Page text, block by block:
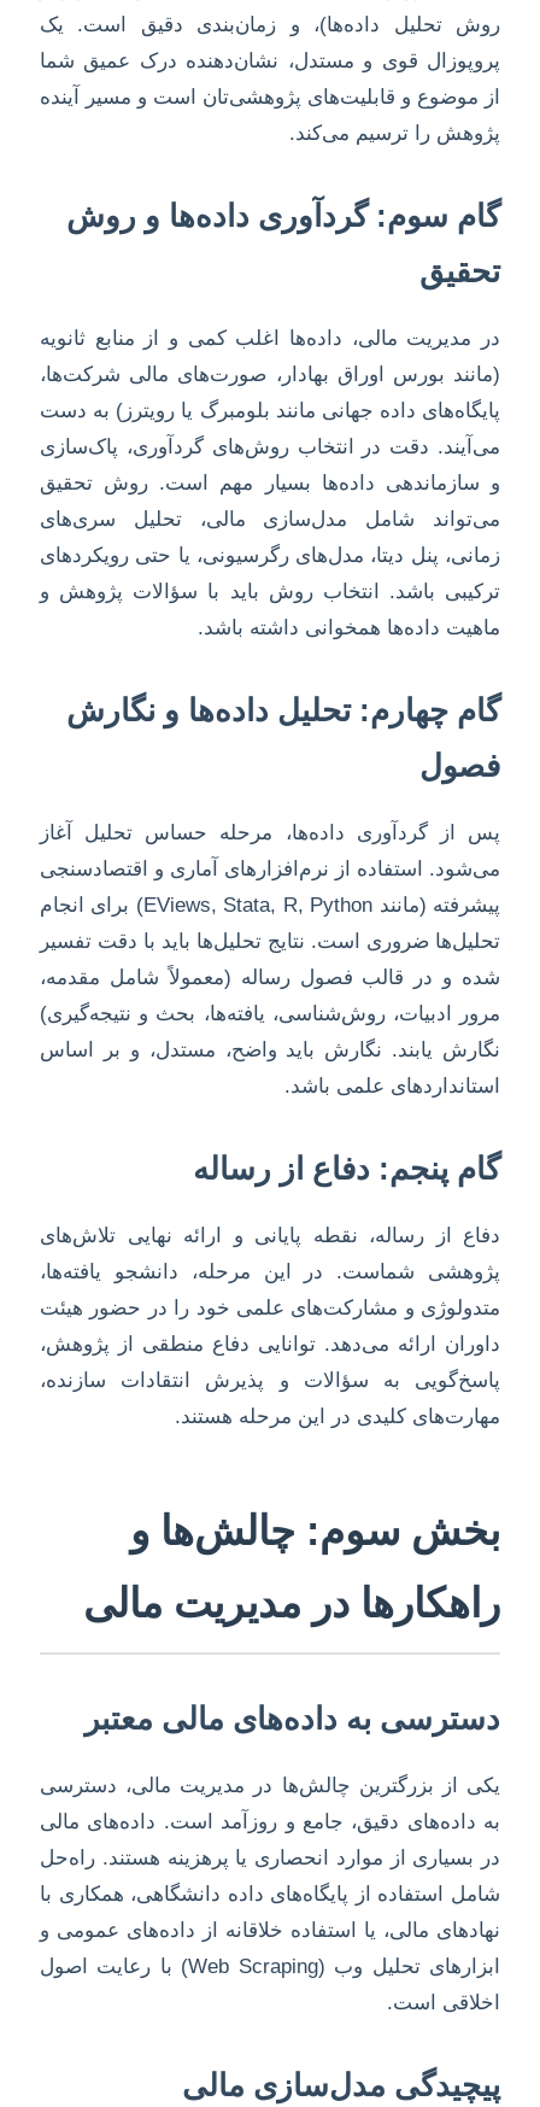
روش تحلیل داده‌ها)، و زمان‌بندی دقیق است. یک
پروپوزال قوی و مستدل، نشان‌دهنده درک عمیق شما
از موضوع و قابلیت‌های پژوهشی‌تان است و مسیر آینده
پژوهش را ترسیم می‌کند.
گام سوم: گردآوری داده‌ها و روش
تحقیق
در مدیریت مالی، داده‌ها اغلب کمی و از منابع ثانویه
(مانند بورس اوراق بهادار، صورت‌های مالی شرکت‌ها،
پایگاه‌های داده جهانی مانند بلومبرگ یا رویترز) به دست
می‌آیند. دقت در انتخاب روش‌های گردآوری، پاک‌سازی
و سازماندهی داده‌ها بسیار مهم است. روش تحقیق
می‌تواند شامل مدل‌سازی مالی، تحلیل سری‌های
زمانی، پنل دیتا، مدل‌های رگرسیونی، یا حتی رویکردهای
ترکیبی باشد. انتخاب روش باید با سؤالات پژوهش و
ماهیت داده‌ها همخوانی داشته باشد.
گام چهارم: تحلیل داده‌ها و نگارش
فصول
پس از گردآوری داده‌ها، مرحله حساس تحلیل آغاز
می‌شود. استفاده از نرم‌افزارهای آماری و اقتصادسنجی
پیشرفته (مانند EViews, Stata, R, Python) برای انجام
تحلیل‌ها ضروری است. نتایج تحلیل‌ها باید با دقت تفسیر
شده و در قالب فصول رساله (معمولاً شامل مقدمه،
مرور ادبیات، روش‌شناسی، یافته‌ها، بحث و نتیجه‌گیری)
نگارش یابند. نگارش باید واضح، مستدل، و بر اساس
استانداردهای علمی باشد.
گام پنجم: دفاع از رساله
دفاع از رساله، نقطه پایانی و ارائه نهایی تلاش‌های
پژوهشی شماست. در این مرحله، دانشجو یافته‌ها،
متدولوژی و مشارکت‌های علمی خود را در حضور هیئت
داوران ارائه می‌دهد. توانایی دفاع منطقی از پژوهش،
پاسخ‌گویی به سؤالات و پذیرش انتقادات سازنده،
مهارت‌های کلیدی در این مرحله هستند.
بخش سوم: چالش‌ها و
راهکارها در مدیریت مالی
دسترسی به داده‌های مالی معتبر
یکی از بزرگترین چالش‌ها در مدیریت مالی، دسترسی
به داده‌های دقیق، جامع و روزآمد است. داده‌های مالی
در بسیاری از موارد انحصاری یا پرهزینه هستند. راه‌حل
شامل استفاده از پایگاه‌های داده دانشگاهی، همکاری با
نهادهای مالی، یا استفاده خلاقانه از داده‌های عمومی و
ابزارهای تحلیل وب (Web Scraping) با رعایت اصول
اخلاقی است.
پیچیدگی مدل‌سازی مالی